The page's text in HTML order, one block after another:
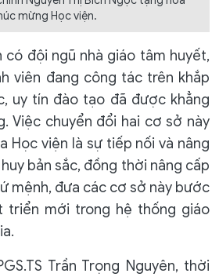
mừng Học viện.
có đội ngũ nhà giáo tâm huyết,
viên đang công tác trên khắp
uy tín đào tạo đã được khẳng
Việc chuyển đổi hai cơ sở này
Học viện là sự tiếp nối và nâng
bản sắc, đồng thời nâng cấp
mệnh, đưa các cơ sở này bước
triển mới trong hệ thống giáo
Trần Trọng Nguyên, thời